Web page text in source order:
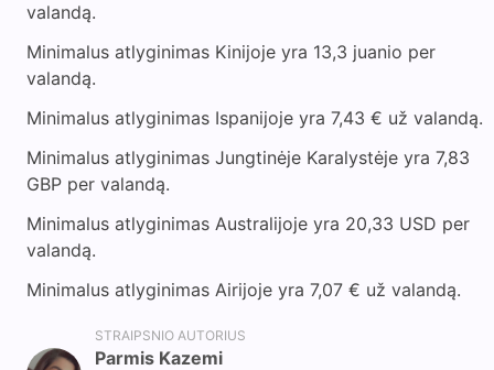
valandą.
Minimalus atlyginimas Kinijoje yra 13,3 juanio per
valandą.
Minimalus atlyginimas Ispanijoje yra 7,43 € už valandą.
Minimalus atlyginimas Jungtinėje Karalystėje yra 7,83
GBP per valandą.
Minimalus atlyginimas Australijoje yra 20,33 USD per
valandą.
Minimalus atlyginimas Airijoje yra 7,07 € už valandą.
STRAIPSNIO AUTORIUS
Parmis Kazemi